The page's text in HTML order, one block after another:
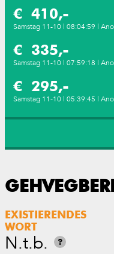
€ 410,-
Samstag 11-10 | 08:04:59 |
€ 335,-
Samstag 11-10 | 07:59:18 |
€ 295,-
Samstag 11-10 | 05:39:45 |
EXISTIERENDES
WORT
N.t.b. ?